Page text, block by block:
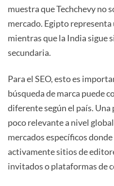
muestra que Techchevy no
mercado. Egipto representa
mientras que la India sigue
secundaria.
Para el SEO, esto es
búsqueda de marca puede
diferente según el país. Una
poco relevante a nivel
mercados específicos
activamente sitios de
invitados o plataformas de